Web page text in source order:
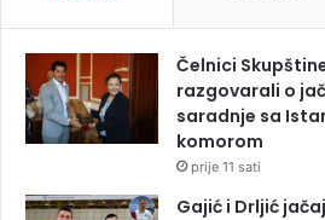
Čelnici
razgovarali o
saradnje sa
komorom
prije 11 sati
Gajić i Drljić